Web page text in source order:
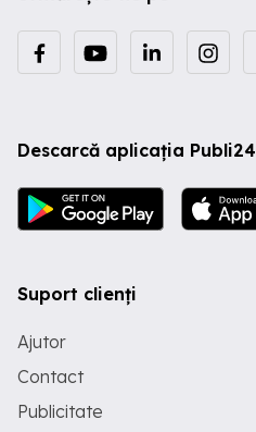
Descarcă aplicația Publi24
Suport clienți
Ajutor
Contact
Publicitate